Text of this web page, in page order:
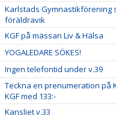
Karlstads Gymnastikförening
föräldravik
KGF på mässan Liv & Hälsa
YOGALEDARE SÖKES!
Ingen telefontid under v.39
Teckna en prenumeration på
KGF med 133:-
Kansliet v.33